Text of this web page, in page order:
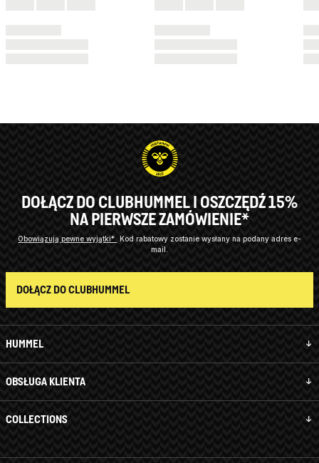
HUMMEL
OBSŁUGA KLIENTA
COLLECTIONS
DOŁĄCZ DO CLUBHUMMEL I OSZCZĘDŹ 15%
NA PIERWSZE ZAMÓWIENIE*
Obowiązują pewne wyjątki* Kod rabatowy zostanie wysłany na podany adres e-
mail.
DOŁĄCZ DO CLUBHUMMEL